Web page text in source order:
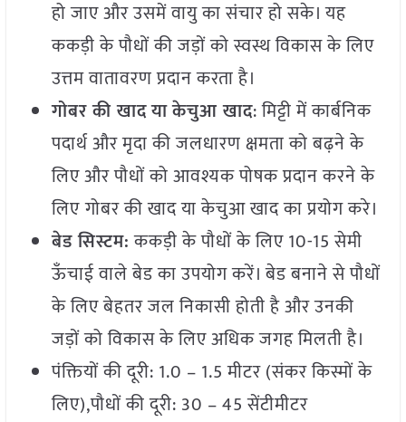
हो जाए और उसमें वायु का संचार हो सके। यह
ककड़ी के पौधों की जड़ों को स्वस्थ विकास के लिए
उत्तम वातावरण प्रदान करता है।
गोबरकीखादयाकेचुआखाद: मिट्टी में कार्बनिक
पदार्थ और मृदा की जलधारण क्षमता को बढ़ने के
लिए और पौधों को आवश्यक पोषक प्रदान करने के
लिएगोबर की खाद या केचुआ खाद का प्रयोग करे।
बेडसिस्टम:ककड़ी के पौधों के लिए 10-15 सेमी
ऊँचाई वाले बेड का उपयोग करें। बेड बनाने से पौधों
के लिए बेहतर जल निकासी होती है और उनकी
जड़ों को विकास के लिए अधिक जगह मिलती है।
पंक्तियों की दूरी: 1.0 – 1.5 मीटर (संकर किस्मों के
लिए),पौधों की दूरी: 30 – 45 सेंटीमीटर